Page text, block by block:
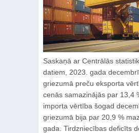
Saskaņā ar Centrālās
datiem, 2023. gada
griezumā preču eksporta
cenās samazinājās par 13,4
importa vērtība šogad
griezumā bija par 20,9 %
gada. Tirdzniecības deficīts